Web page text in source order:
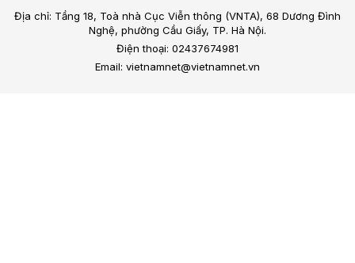
Địa chỉ: Tầng 18, Toà nhà Cục Viễn thông (VNTA), 68 Dương Đình
Nghệ, phường Cầu Giấy, TP. Hà Nội.
Điện thoại: 02437674981
Email: vietnamnet@vietnamnet.vn